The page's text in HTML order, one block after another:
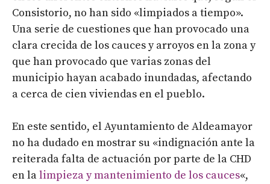
Consistorio, no han sido «limpiados a tiempo».
Una serie de cuestiones que han provocado una
clara crecida de los cauces y arroyos en la zona y
que han provocado que varias zonas del
municipio hayan acabado inundadas, afectando
a cerca de cien viviendas en el pueblo.
En este sentido, el Ayuntamiento de Aldeamayor
no ha dudado en mostrar su «indignación ante la
reiterada falta de actuación por parte de la CHD
en lalimpieza y mantenimiento de los cauces«,